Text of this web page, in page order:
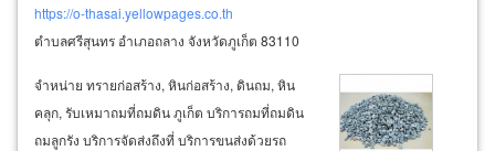
https://o-thasai.yellowpages.co.th
ตำบลศรีสุนทร อำเภอถลาง จังหวัดภูเก็ต 83110
จำหน่าย ทรายก่อสร้าง, หินก่อสร้าง, ดินถม, หิน
คลุก, รับเหมาถมที่ถมดิน ภูเก็ต บริการถมที่ถมดิน
ถมลูกรัง บริการจัดส่งถึงที่ บริการขนส่งด้วยรถ